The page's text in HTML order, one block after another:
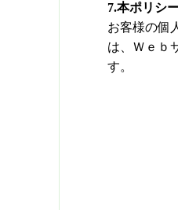
7.本ポリシ
お客様の個
は、Ｗｅｂ
す。